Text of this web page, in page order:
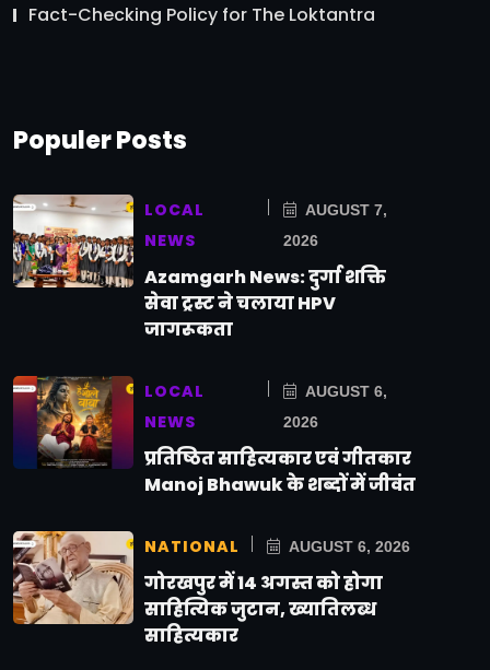
Fact-Checking Policy for The Loktantra
Populer Posts
LOCAL
NEWS
AUGUST 7,
2026
Azamgarh News: दुर्गा शक्ति
सेवा ट्रस्ट ने चलाया HPV
जागरूकता
LOCAL
NEWS
AUGUST 6,
2026
प्रतिष्ठित साहित्यकार एवं गीतकार
Manoj Bhawuk के शब्दों में जीवंत
NATIONAL AUGUST 6, 2026
गोरखपुर में 14 अगस्त को होगा
साहित्यिक जुटान, ख्यातिलब्ध
साहित्यकार